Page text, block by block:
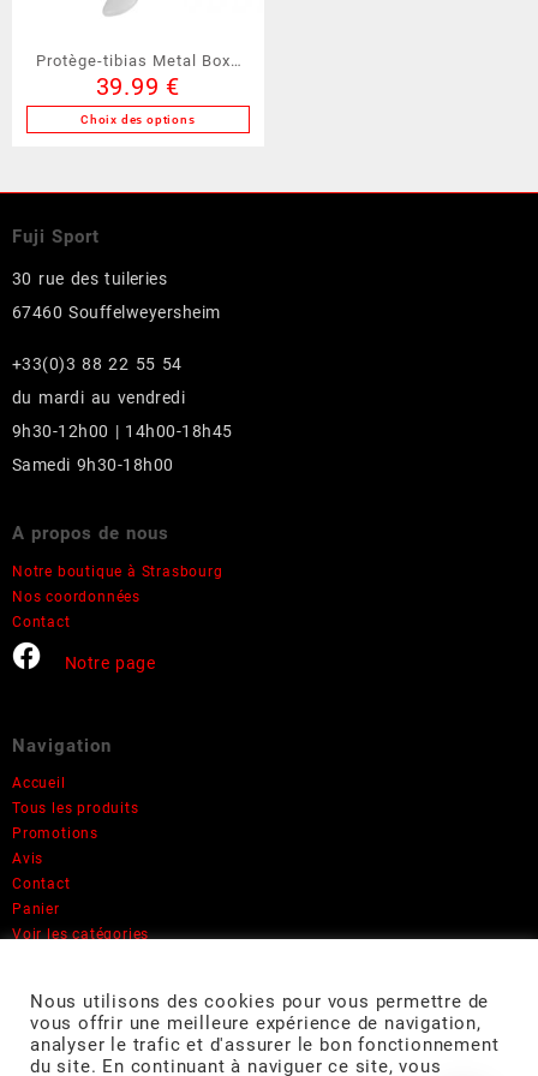
page
du
produit
Protège-tibias Metal Boxe
(MB211)
39.99 €
Choix des options
a
Les
peuvent
choisies
sur
la
du
Fuji Sport
30 rue des tuileries
67460 Souffelweyersheim
+33(0)3 88 22 55 54
du mardi au vendredi
9h30-12h00 | 14h00-18h45
Samedi 9h30-18h00
A propos de nous
Notre boutique à Strasbourg
Nos coordonnées
Contact
Notre page
Navigation
Accueil
Tous les produits
Promotions
Avis
Contact
Panier
Voir les catégories
Mon compte
Mentions légales
Rétractation
Nous utilisons des cookies pour vous permettre de
vous offrir une meilleure expérience de navigation,
analyser le trafic et d'assurer le bon fonctionnement
du site. En continuant à naviguer ce site, vous